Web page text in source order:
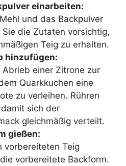
einarbeiten:
und das Backpulver
Sie die Zutaten vorsichtig,
Teig zu erhalten.
hinzufügen:
Abrieb einer Zitrone zur
Quarkkuchen eine
zu verleihen. Rühren
sich der
gleichmäßig verteilt.
gießen:
vorbereiteten Teig
vorbereitete Backform.